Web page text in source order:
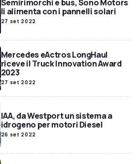
Semirimorchi e bus, Sono Motors
li alimenta con i pannelli solari
27 set 2022
Mercedes eActros LongHaul
riceve il Truck Innovation Award
2023
27 set 2022
IAA, da Westport un sistema a
idrogeno per motori Diesel
26 set 2022